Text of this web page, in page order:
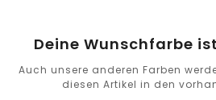
Deine Wunschfarbe
Auch unsere anderen Farben
diesen Artikel in den